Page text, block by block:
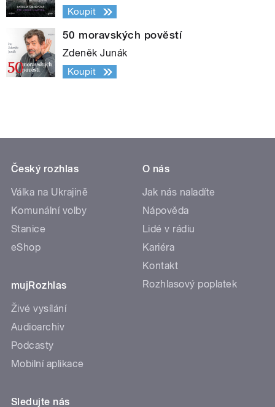
Koupit
50 moravských pověstí
Zdeněk Junák
Koupit
Český rozhlas
Válka na Ukrajině
Komunální volby
Stanice
eShop
mujRozhlas
Živé vysílání
Audioarchiv
Podcasty
Mobilní aplikace
O nás
Jak nás naladíte
Nápověda
Lidé v rádiu
Kariéra
Kontakt
Rozhlasový poplatek
Sledujte nás